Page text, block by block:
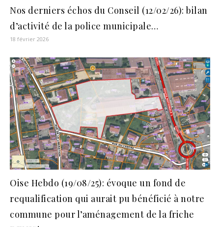
Nos derniers échos du Conseil (12/02/26): bilan
d’activité de la police municipale…
18 février 2026
Oise Hebdo (19/08/25): évoque un fond de
requalification qui aurait pu bénéficié à notre
commune pour l’aménagement de la friche